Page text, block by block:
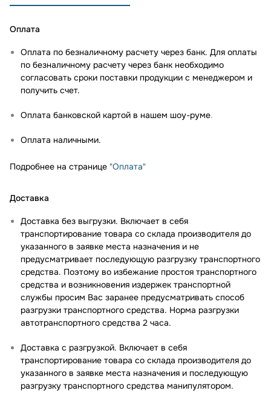
Оплата
Оплата по безналичному расчету через банк. Для оплаты
по безналичному расчету через банк необходимо
согласовать сроки поставки продукции с менеджером и
получить счет.
Оплата банковской картой в нашем шоу-руме.
Оплата наличными.
Подробнее на странице "Оплата"
Доставка
Доставка без выгрузки. Включает в себя
транспортирование товара со склада производителя до
указанного в заявке места назначения и не
предусматривает последующую разгрузку транспортного
средства. Поэтому во избежание простоя транспортного
средства и возникновения издержек транспортной
службы просим Вас заранее предусматривать способ
разгрузки транспортного средства. Норма разгрузки
автотранспортного средства 2 часа.
Доставка с разгрузкой. Включает в себя
транспортирование товара со склада производителя до
указанного в заявке места назначения и последующую
разгрузку транспортного средства манипулятором.